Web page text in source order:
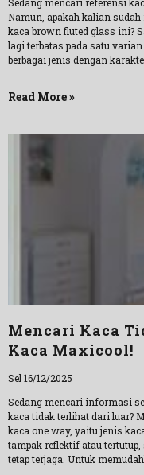
Namun, apakah kalian
kaca brown fluted glass ini?
lagi terbatas pada satu
berbagai jenis dengan
Read More »
Mencari Kaca
Kaca Maxicool!
Sel 16/12/2025
Sedang mencari informasi
kaca tidak terlihat dari luar?
kaca one way, yaitu jenis
tampak reflektif atau
tetap terjaga. Untuk